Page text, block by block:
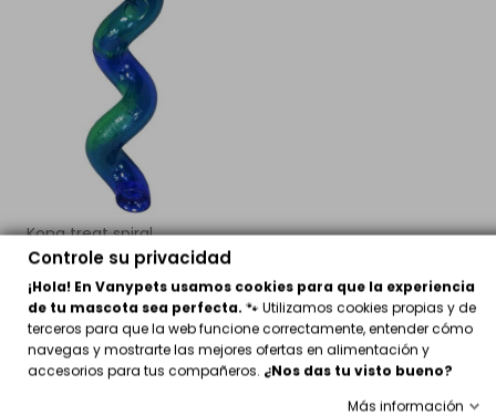
Kong treat spiral
dispensador golosinas
8,95 €
Comprar
Juguetes Educativos para Perros en Vanypets
Controle su privacidad
¡Hola! En Vanypets usamos cookies para que la experiencia
de tu mascota sea perfecta. 🐾 Utilizamos cookies propias y de
terceros para que la web funcione correctamente, entender cómo
navegas y mostrarte las mejores ofertas en alimentación y
accesorios para tus compañeros. ¿Nos das tu visto bueno?
Más información